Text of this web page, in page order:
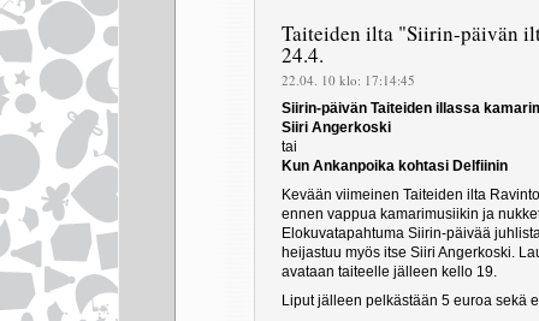
Taiteiden ilta "Siirin-päivän
24.4.
22.04. 10 klo: 17:14:45
Siirin-päivän Taiteiden illassa
Siiri Angerkoski
tai
Kun Ankanpoika kohtasi Delfiinin
Kevään viimeinen Taiteiden ilta
ennen vappua kamarimusiikin ja
Elokuvatapahtuma Siirin-päivää
heijastuu myös itse Siiri Angerkoski.
avataan taiteelle jälleen kello 19.
Liput jälleen pelkästään 5 euroa sekä